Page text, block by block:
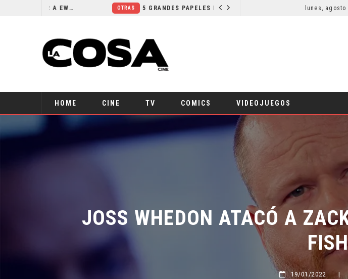
OTRAS 5 GRANDES PAPELES DRAMÁTICOS DE ACTORES CÓMICOS lunes, agosto
HOME CINE TV COMICS VIDEOJUEGOS
JOSS WHEDON ATACÓ A
19/01/2022